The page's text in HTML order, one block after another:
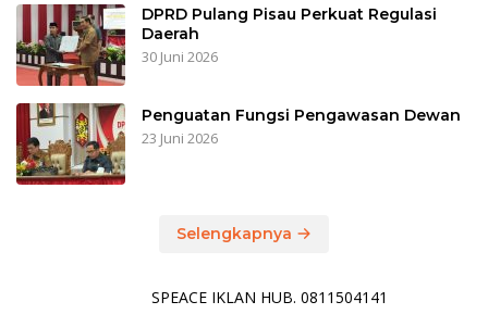
DPRD Pulang Pisau Perkuat Regulasi
Daerah
30 Juni 2026
Penguatan Fungsi Pengawasan Dewan
23 Juni 2026
Selengkapnya
SPEACE IKLAN HUB. 0811504141